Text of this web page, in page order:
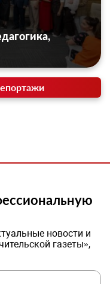
новости и
газеты»,